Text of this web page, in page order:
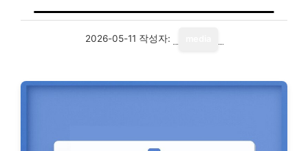
2026-05-11 작성자: